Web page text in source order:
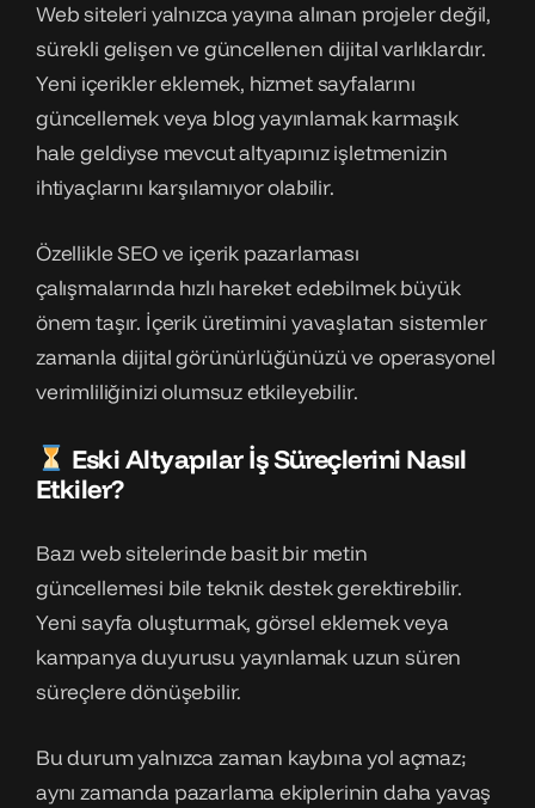
Web siteleri yalnızca yayına alınan projeler değil,
sürekli gelişen ve güncellenen dijital varlıklardır.
Yeni içerikler eklemek, hizmet sayfalarını
güncellemek veya blog yayınlamak karmaşık
hale geldiyse mevcut altyapınız işletmenizin
ihtiyaçlarını karşılamıyor olabilir.
Özellikle SEO ve içerik pazarlaması
çalışmalarında hızlı hareket edebilmek büyük
önem taşır. İçerik üretimini yavaşlatan sistemler
zamanla dijital görünürlüğünüzü ve operasyonel
verimliliğinizi olumsuz etkileyebilir.
Eski Altyapılar İş Süreçlerini Nasıl
Etkiler?
Bazı web sitelerinde basit bir metin
güncellemesi bile teknik destek gerektirebilir.
Yeni sayfa oluşturmak, görsel eklemek veya
kampanya duyurusu yayınlamak uzun süren
süreçlere dönüşebilir.
Bu durum yalnızca zaman kaybına yol açmaz;
aynı zamanda pazarlama ekiplerinin daha yavaş